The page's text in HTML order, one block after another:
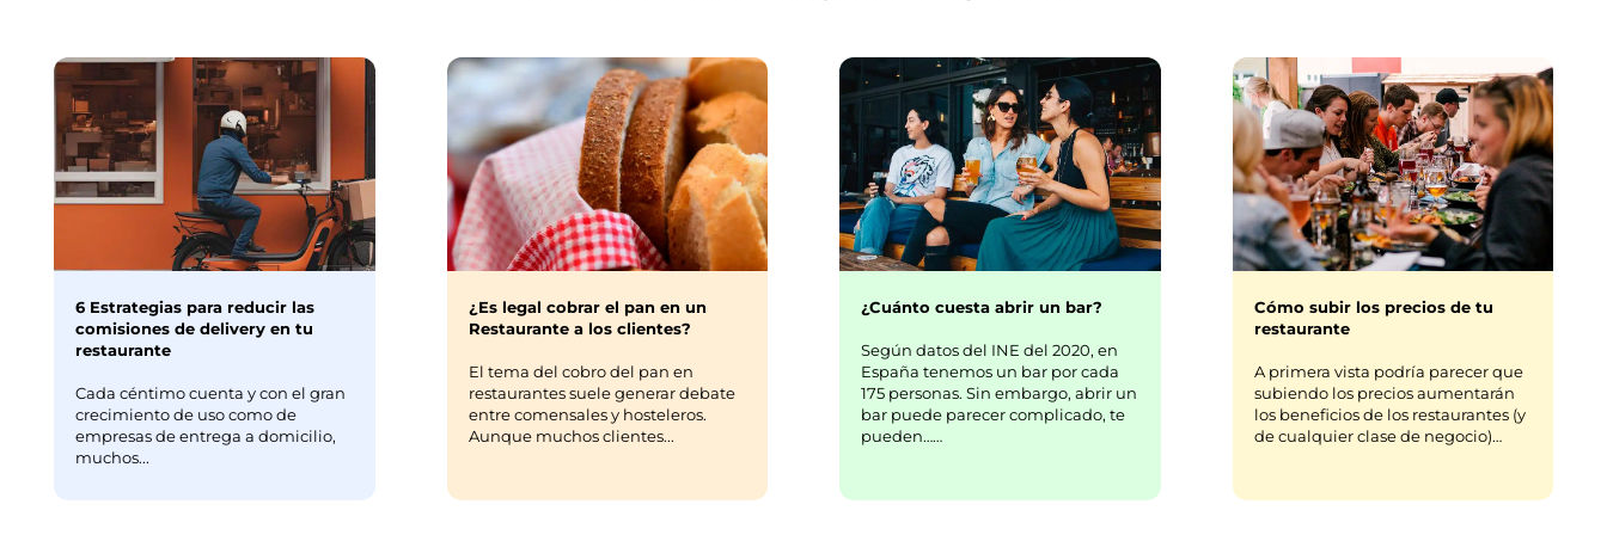
6 Estrategias para reducir las
comisiones de delivery en tu
restaurante
Cada céntimo cuenta y con el gran
crecimiento de uso como de
empresas de entrega a domicilio,
muchos...
¿Es legal cobrar el pan en un
Restaurante a los clientes?
El tema del cobro del pan en
restaurantes suele generar debate
entre comensales y hosteleros.
Aunque muchos clientes...
¿Cuánto cuesta abrir un bar?
Según datos del INE del 2020, en
España tenemos un bar por cada
175 personas. Sin embargo, abrir un
bar puede parecer complicado, te
pueden……
Cómo subir los precios de tu
restaurante
A primera vista podría parecer que
subiendo los precios aumentarán
los beneficios de los restaurantes (y
de cualquier clase de negocio)…